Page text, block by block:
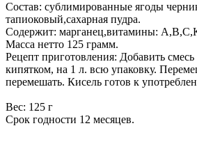
Состав: сублимированные ягоды
тапиоковый,сахарная пудра.
Содержит: марганец,витамины:
Масса нетто 125 грамм.
Рецепт приготовления: Добавить
кипятком, на 1 л. всю упаковку.
перемешать. Кисель готов к
Вес: 125 г
Срок годности 12 месяцев.